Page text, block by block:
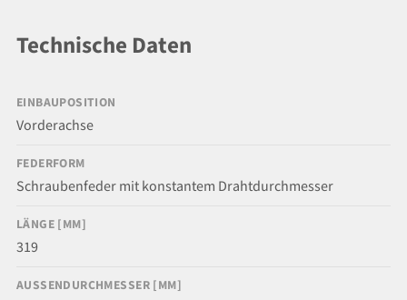
Technische Daten
EINBAUPOSITION
Vorderachse
FEDERFORM
Schraubenfeder mit konstantem Drahtdurchmesser
LÄNGE [MM]
319
AUSSENDURCHMESSER [MM]